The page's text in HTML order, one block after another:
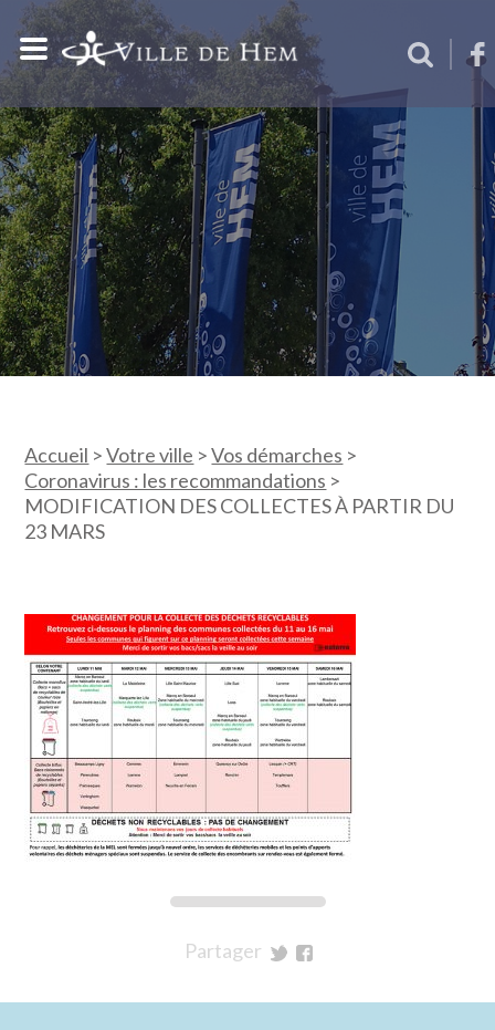
Accueil >Votre ville >Vos démarches >
Coronavirus : les recommandations >
MODIFICATION DES COLLECTES À PARTIR DU
23 MARS
Partager
Twitter
Facebook